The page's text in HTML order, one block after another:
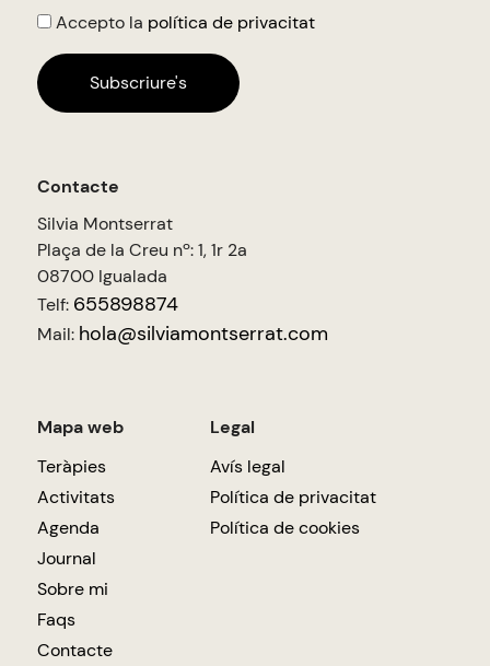
Accepto la política de privacitat
Contacte
Silvia Montserrat
Plaça de la Creu nº: 1, 1r 2a
08700 Igualada
Telf: 655898874
Mail: hola@silviamontserrat.com
Mapa web
Teràpies
Activitats
Agenda
Journal
Sobre mi
Faqs
Contacte
Legal
Avís legal
Política de privacitat
Política de cookies